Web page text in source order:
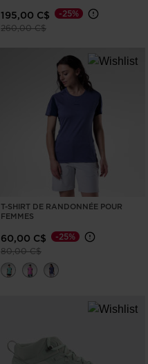
195,00 C$
Prix réduit de
260,00 C$à
-25%
T-SHIRT DE RANDONNÉE POUR
FEMMES
60,00 C$
Prix réduit de
80,00 C$à
-25%